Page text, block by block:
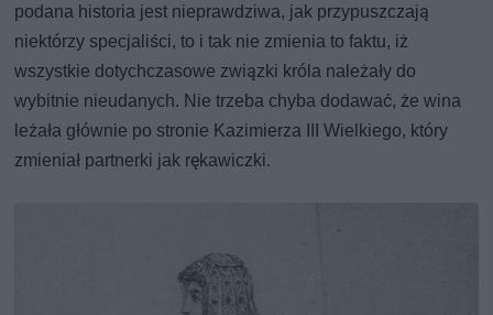
podana historia jest nieprawdziwa, jak przypuszczają
niektórzy specjaliści, to i tak nie zmienia to faktu, iż
wszystkie dotychczasowe związki króla należały do
wybitnie nieudanych. Nie trzeba chyba dodawać, że wina
leżała głównie po stronie Kazimierza III Wielkiego, który
zmieniał partnerki jak rękawiczki.